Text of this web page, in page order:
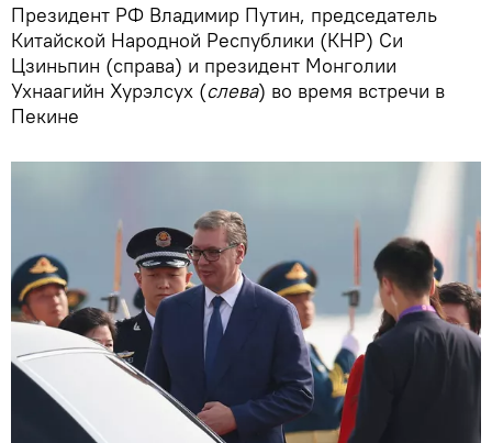
Президент РФ Владимир Путин, председатель
Китайской Народной Республики (КНР) Си
Цзиньпин (справа) и президент Монголии
Ухнаагийн Хурэлсух (слева) во время встречи в
Пекине